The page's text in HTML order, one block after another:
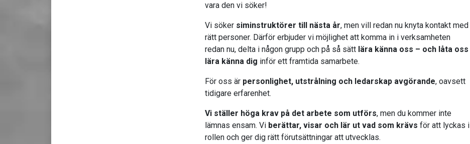
vara den vi söker!
Vi söker siminstruktörer till nästa år, men vill redan nu knyta kontakt med
rätt personer. Därför erbjuder vi möjlighet att komma in i verksamheten
redan nu, delta i någon grupp och på så sätt lära känna oss – och låta oss
lära känna dig inför ett framtida samarbete.
För oss är personlighet, utstrålning och ledarskap avgörande, oavsett
tidigare erfarenhet.
Vi ställer höga krav på det arbete som utförs, men du kommer inte
lämnas ensam. Vi berättar, visar och lär ut vad som krävs för att lyckas i
rollen och ger dig rätt förutsättningar att utvecklas.